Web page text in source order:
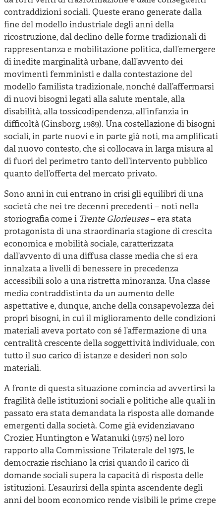
contraddizioni sociali. Queste erano generate dalla
fine del modello industriale degli anni della
ricostruzione, dal declino delle forme tradizionali di
rappresentanza e mobilitazione politica, dall’emergere
di inedite marginalità urbane, dall’avvento dei
movimenti femministi e dalla contestazione del
modello familista tradizionale, nonché dall’affermarsi
di nuovi bisogni legati alla salute mentale, alla
disabilità, alla tossicodipendenza, all’infanzia in
difficoltà (Ginsborg, 1989). Una costellazione di bisogni
sociali, in parte nuovi e in parte già noti, ma amplificati
dal nuovo contesto, che si collocava in larga misura al
di fuori del perimetro tanto dell’intervento pubblico
quanto dell’offerta del mercato privato.
Sono anni in cui entrano in crisi gli equilibri di una
società che nei tre decenni precedenti – noti nella
storiografia come i Trente Glorieuses– era stata
protagonista di una straordinaria stagione di crescita
economica e mobilità sociale, caratterizzata
dall’avvento di una diffusa classe media che si era
innalzata a livelli di benessere in precedenza
accessibili solo a una ristretta minoranza. Una classe
media contraddistinta da un aumento delle
aspettative e, dunque, anche della consapevolezza dei
propri bisogni, in cui il miglioramento delle condizioni
materiali aveva portato con sé l’affermazione di una
centralità crescente della soggettività individuale, con
tutto il suo carico di istanze e desideri non solo
materiali.
A fronte di questa situazione comincia ad avvertirsi la
fragilità delle istituzioni sociali e politiche alle quali in
passato era stata demandata la risposta alle domande
emergenti dalla società. Come già evidenziavano
Crozier, Huntington e Watanuki (1975) nel loro
rapporto alla Commissione Trilaterale del 1975, le
democrazie rischiano la crisi quando il carico di
domande sociali supera la capacità di risposta delle
istituzioni. L’esaurirsi della spinta ascendente degli
anni del boom economico rende visibili le prime crepe